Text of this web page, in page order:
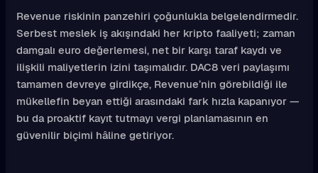
Revenue riskinin panzehiri çoğunlukla belgelendirmedir.
Serbest meslek iş akışındaki her kripto faaliyeti; zaman
damgalı euro değerlemesi, net bir karşı taraf kaydı ve
ilişkili maliyetlerin izini taşımalıdır. DAC8 veri paylaşımı
tamamen devreye girdikçe, Revenue’nin görebildiği ile
mükellefin beyan ettiği arasındaki fark hızla kapanıyor —
bu da proaktif kayıt tutmayı vergi planlamasının en
güvenilir biçimi hâline getiriyor.